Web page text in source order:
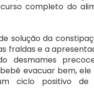
completo do
solução da
fraldas e a
desmames
evacuar bem,
ciclo positivo de